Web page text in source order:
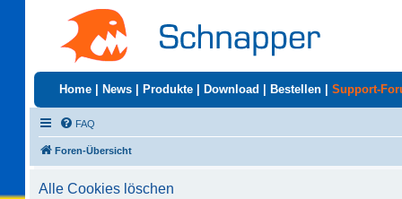
Home News Produkte Download Bestellen Support-
FAQ
Foren-Übersicht
Alle Cookies löschen